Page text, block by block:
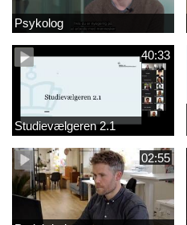
Psykolog
40:33
Studievælgeren 2.1
02:55